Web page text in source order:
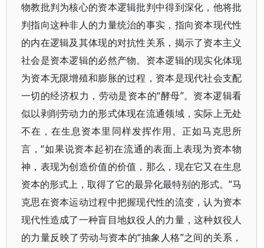
物教批判为核心的资本逻辑批判中得到深化，他将批
判指向这种非人的力量统治的事实，指向资本现代性
的内在逻辑及其体现的对抗性关系，揭示了资本主义
社会是资本逻辑的必然产物。资本逻辑的现实化体现
为资本无限增殖和膨胀的过程，资本是现代社会支配
一切的经济权力，劳动是资本的“酵母”。资本逻辑看
似以剥削劳动力的形式体现在流通领域，实际上无处
不在，在生息资本里同样发挥作用。正如马克思所
言，“如果说资本起初在流通的表面上表现为资本物
神，表现为创造价值的价值，那么，现在它又在生息
资本的形式上，取得了它的最异化最特别的形式。”马
克思在资本运动过程中把握现代性的流变，认为资本
现代性造成了一种盲目地奴役人的力量，这种奴役人
的力量反映了劳动与资本的“抽象人格”之间的关系，